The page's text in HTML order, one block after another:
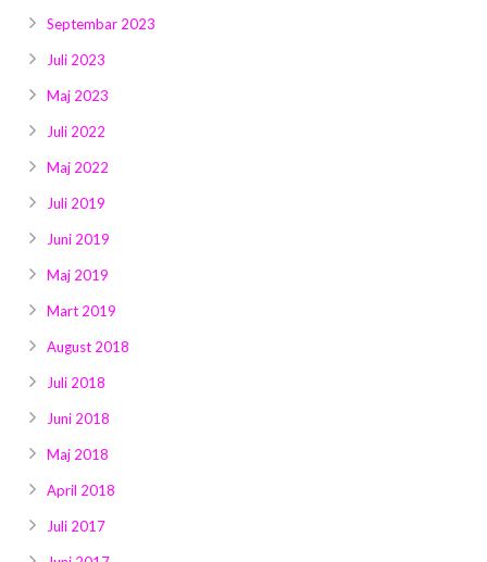
Septembar 2023
Juli 2023
Maj 2023
Juli 2022
Maj 2022
Juli 2019
Juni 2019
Maj 2019
Mart 2019
August 2018
Juli 2018
Juni 2018
Maj 2018
April 2018
Juli 2017